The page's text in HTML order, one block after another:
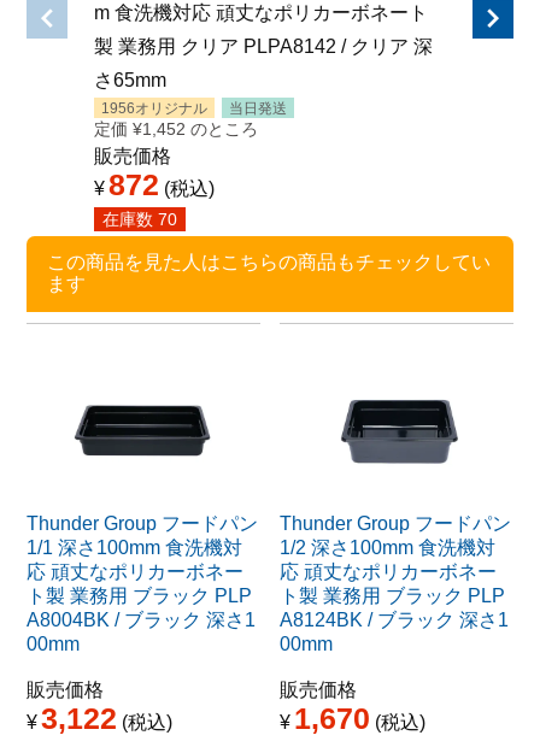
m 食洗機対応 頑丈なポリカーボネート
製 業務用 クリア PLPA8142 / クリア 深
さ65mm
1956オリジナル 当日発送
定価 ¥1,452 のところ
販売価格
¥872 税込
在庫数 70
m 食
この商品を見た人はこちらの商品もチェックしてい
ます
Thunder Group フードパン
1/1 深さ100mm 食洗機対
応 頑丈なポリカーボネー
ト製 業務用 ブラック PLP
A8004BK / ブラック 深さ1
00mm
販売価格
¥3,122 税込
Thunder Group フードパン
1/2 深さ100mm 食洗機対
応 頑丈なポリカーボネー
ト製 業務用 ブラック PLP
A8124BK / ブラック 深さ1
00mm
販売価格
¥ 1,670 税込